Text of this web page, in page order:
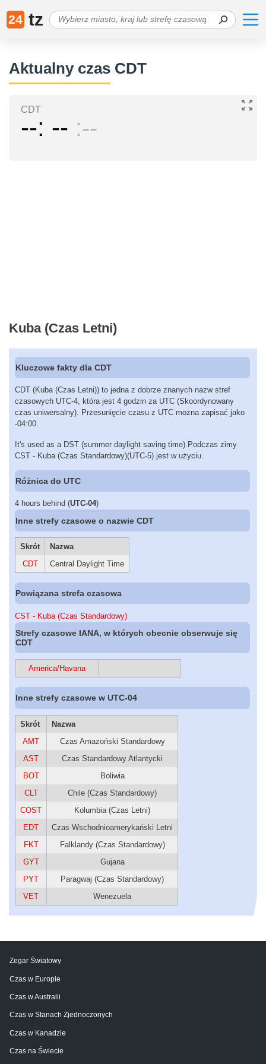
24 tz
Aktualny czas CDT
CDT
-- -- --
Kuba (Czas Letni)
Kluczowe fakty dla CDT
CDT (Kuba (Czas Letni)) to jedna z dobrze znanych nazw stref
czasowych UTC-4, która jest 4 godzin za UTC (Skoordynowany
czas uniwersalny). Przesunięcie czasu z UTC można zapisać jako
-04:00.
It's used as a DST (summer daylight saving time).Podczas zimy
CST - Kuba (Czas Standardowy)(UTC-5) jest w użyciu.
Różnica do UTC
4 hours behind (UTC-04)
Inne strefy czasowe o nazwie CDT
Skrót
Nazwa
CDT
Central Daylight Time
Powiązana strefa czasowa
CST - Kuba (Czas Standardowy)
Strefy czasowe IANA, w których obecnie obserwuje się
CDT
America/Havana
Inne strefy czasowe w UTC-04
Skrót
Nazwa
AMT
Czas Amazoński Standardowy
AST
Czas Standardowy Atlantycki
BOT
Boliwia
CLT
Chile (Czas Standardowy)
COST
Kolumbia (Czas Letni)
EDT
Czas Wschodnioamerykański Letni
FKT
Falklandy (Czas Standardowy)
GYT
Gujana
PYT
Paragwaj (Czas Standardowy)
VET
Wenezuela
Zegar Światowy
Czas w Europie
Czas w Australii
Czas w Stanach Zjednoczonych
Czas w Kanadzie
Czas na Świecie